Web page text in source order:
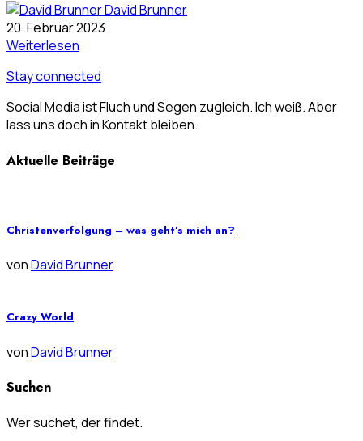
David Brunner
20. Februar 2023
Weiterlesen
Stay connected
Social Media ist Fluch und Segen zugleich. Ich weiß. Aber
lass uns doch in Kontakt bleiben.
Aktuelle Beiträge
Christenverfolgung – was geht’s mich an?
vonDavid Brunner
Crazy World
vonDavid Brunner
Suchen
Wer suchet, der findet.